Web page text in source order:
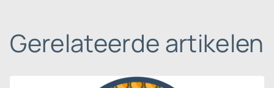
Gerelateerde artikelen